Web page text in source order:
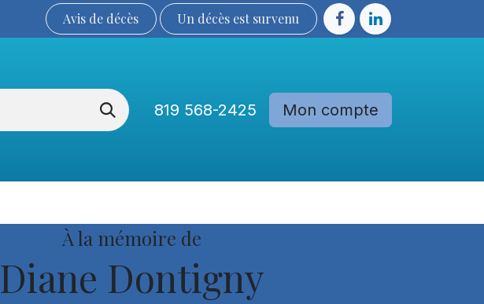
Avis de décès Un décès est sur​​​​​​​​ve​nu​​​​​​​​​​
819 568-2425 Mon compte
À la mémoire de
Diane Dontigny